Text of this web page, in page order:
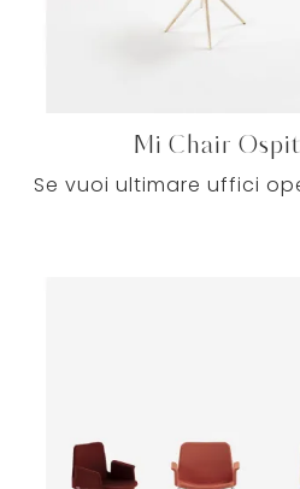
Mi Chair